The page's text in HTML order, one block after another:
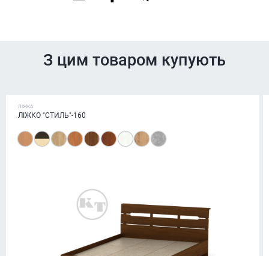
З цим товаром купують
ЛІЖКА
ЛІЖКО "СТИЛЬ"-160